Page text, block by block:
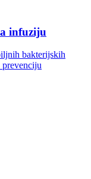
infuziju
bakterijskih